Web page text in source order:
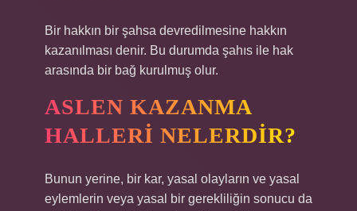
Bir hakkın bir şahsa devredilmesine hakkın
kazanılması denir. Bu durumda şahıs ile hak
arasında bir bağ kurulmuş olur.
ASLEN KAZANMA
HALLERI NELERDIR?
Bunun yerine, bir kar, yasal olayların ve yasal
eylemlerin veya yasal bir gerekliliğin sonucu da